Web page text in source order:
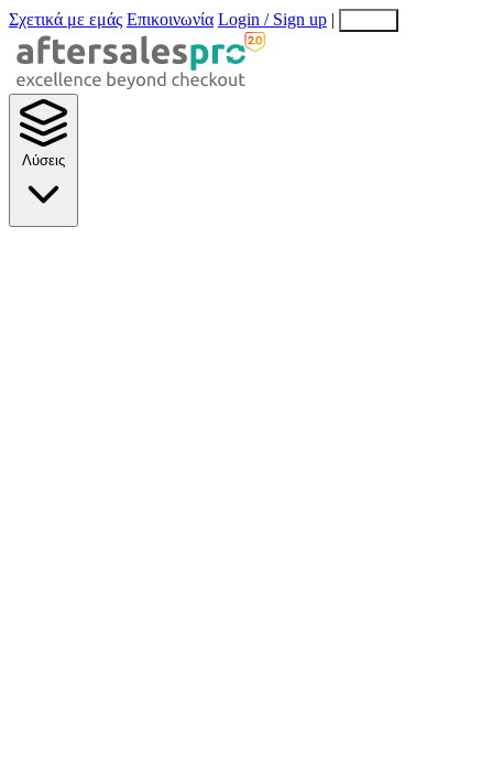
Σχετικά με εμάς Επικοινωνία Login / Sign up |
Λύσεις